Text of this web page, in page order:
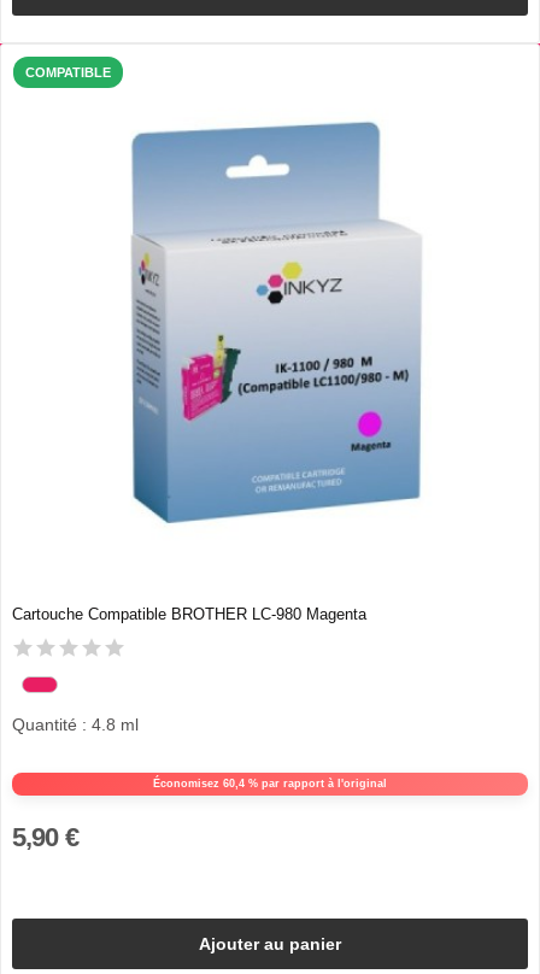
COMPATIBLE
Cartouche Compatible BROTHER LC-980 Magenta
Économisez 60,4 % par rapport à l'original
Quantité : 4.8 ml
5,90 €
Ajouter au panier